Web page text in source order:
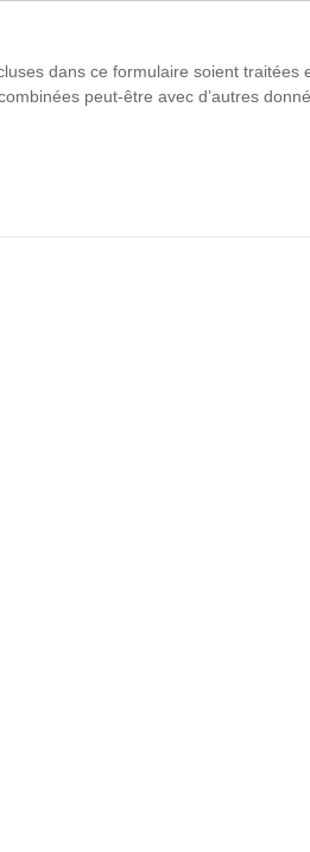
dans ce formulaire soient traitées
peut-être avec d’autres